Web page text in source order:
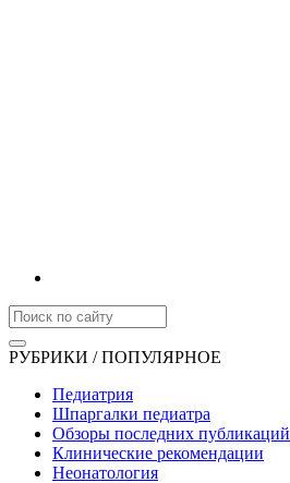
РУБРИКИ / ПОПУЛЯРНОЕ
Педиатрия
Шпаргалки педиатра
Обзоры последних публикаций
Клинические рекомендации
Неонатология